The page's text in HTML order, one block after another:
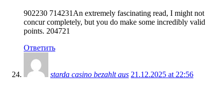
902230 714231An extremely fascinating read, I might not
concur completely, but you do make some incredibly valid
points. 204721
Ответить
starda casino bezahlt aus 21.12.2025 at 22:56